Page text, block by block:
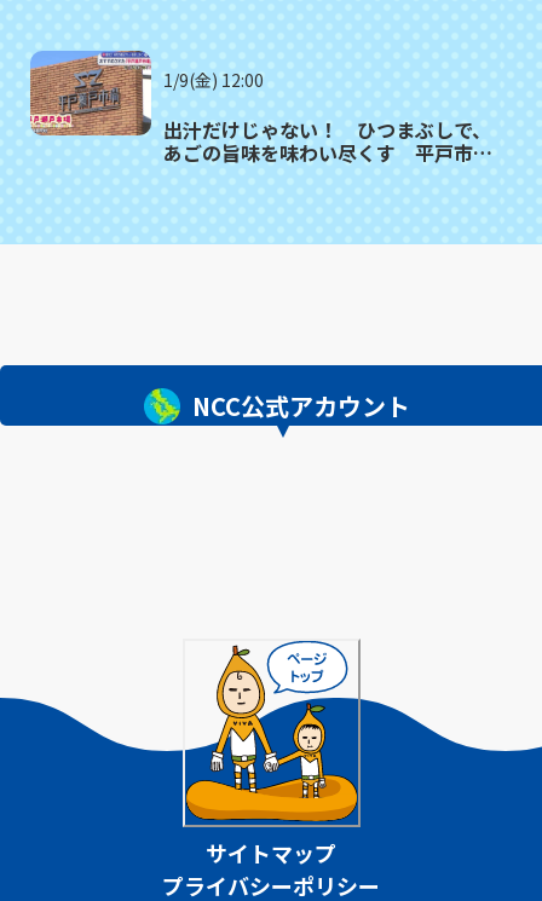
1/9(金) 12:00
出汁だけじゃない！ ひつまぶしで、
あごの旨味を味わい尽くす 平戸市
NCC公式アカウント
サイトマップ
プライバシーポリシー